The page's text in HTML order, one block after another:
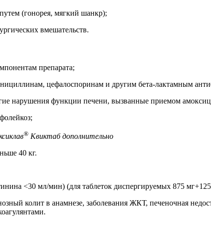
(гонорея, мягкий шанкр);
вмешательств.
препарата;
цефалоспоринам и другим бета-лактамным
нарушения функции печени, вызванные приемом
® Квиктаб дополнительно
40 кг.
<30 мл/мин) (для таблеток диспергируемых 875
колит в анамнезе, заболевания ЖКТ, печеночная